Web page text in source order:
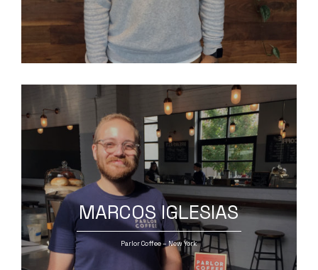
MARCOS IGLESIAS
Parlor Coffee – New York